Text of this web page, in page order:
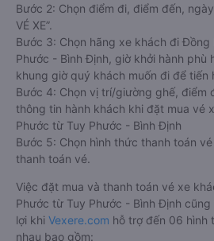
Bước 2: Chọn điểm đi, điểm đến,
VÉ XE”.
Bước 3: Chọn hãng xe khách đi Đồng
Phước - Bình Định, giờ khởi hành phù
khung giờ quý khách muốn đi để tiến
Bước 4: Chọn vị trí/giường ghế, điểm
thông tin hành khách khi đặt mua vé
Phước từ Tuy Phước - Bình Định
Bước 5: Chọn hình thức thanh toán
thanh toán vé.
Việc đặt mua và thanh toán vé xe
Phước từ Tuy Phước - Bình Định
lợi khi Vexere.com hỗ trợ đến 06 hình
nhau bao gồm: